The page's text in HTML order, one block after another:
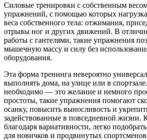
Силовые тренировки с собственным
упражнений, с помощью которых нагрузка
веса собственного тела: отжимания,
отрывы ног и других движений. В
работы с гантелями, такие упражнения
мышечную массу и силу без
оборудования.
Эта форма тренинга невероятно
выполнять дома, на улице или в
необходимо — это желание и немного
простоты, такие упражнения помогают
осанку, повысить выносливость и
задействованные в повседневной жизни.
благодаря вариативности, легко
для новичков и продвинутых